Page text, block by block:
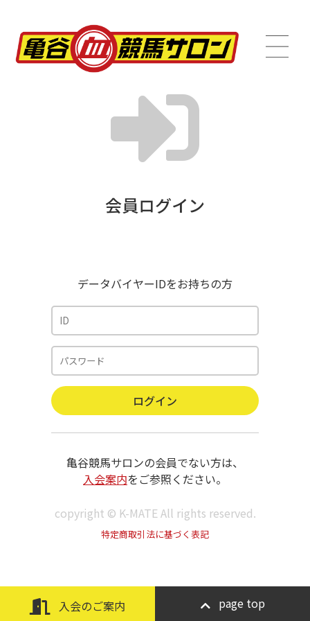
会員ログイン
データバイヤーIDをお持ちの方
亀谷競馬サロンの会員でない方は、
入会案内をご参照ください。
copyright © K-MATE All rights reserved.
特定商取引法に基づく表記
入会のご案内 page top